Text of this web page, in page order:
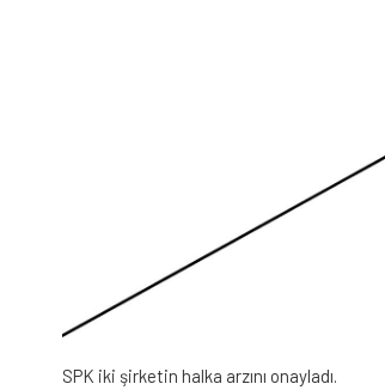
SPK iki şirketin halka arzını onayladı.